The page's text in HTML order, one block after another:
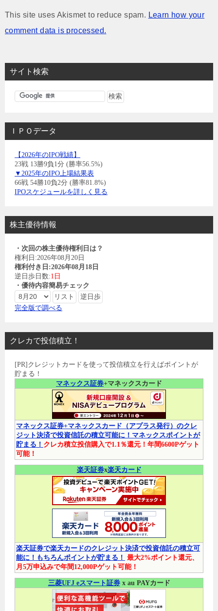
This site uses Akismet to reduce spam. Learn how your
comment data is processed.
サイト検索
ＩＰＯデータ
【2026年のIPO戦績】
23戦 13勝9負1分 (勝率56.5%)
▼2025年のIPO上場結果表
66戦 54勝10負2分 (勝率81.8%)
IPOスケジュールを詳しく見る
株主優待情報
・次回の株主優待権利日は？
権利日:2026年08月20日
権利付き日:2026年08月18日
逆日歩日数:1日
・優待内容簡易チェック
完全版で調べる
クレカで投信積立！
[PR]クレジットカードを使って投信積立を行えばポイントが
貯まる！
マネックス証券+マネックスカード
マネックス証券+マネックスカード（アプラス発行）のクレ
ジット決済で投資信託の積立可能に！マネックスポイントが
貯まる！ クレカ積立投信購入で1.1％還元！年間6600Pゲット
可能！
楽天証券x楽天カード
楽天証券で楽天カードのクレジット決済で投資信託の積立可
能に！もちろんポイントが貯まる！ 最大2%ポイント還元、
月5万申込みで年間12,000Pゲット可能！
三菱UFJ eスマート証券x au PAYカード